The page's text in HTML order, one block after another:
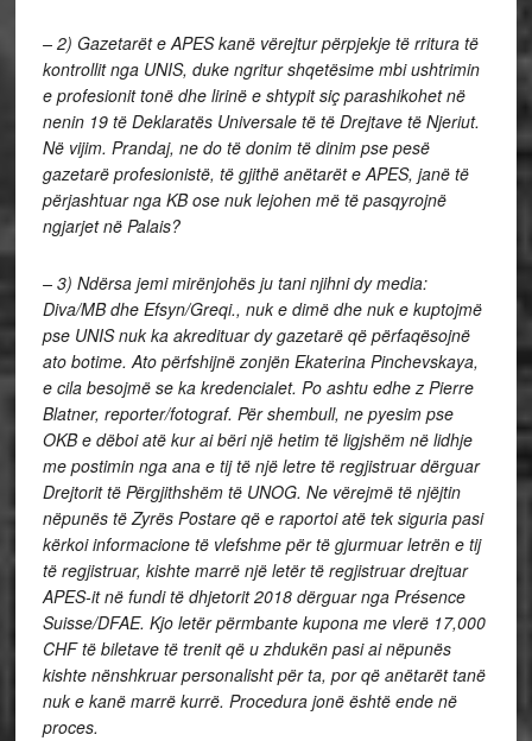
– 2) Gazetarët e APES kanë vërejtur përpjekje të rritura të
kontrollit nga UNIS, duke ngritur shqetësime mbi ushtrimin
e profesionit tonë dhe lirinë e shtypit siç parashikohet në
nenin 19 të Deklaratës Universale të të Drejtave të Njeriut.
Në vijim. Prandaj, ne do të donim të dinim pse pesë
gazetarë profesionistë, të gjithë anëtarët e APES, janë të
përjashtuar nga KB ose nuk lejohen më të pasqyrojnë
ngjarjet në Palais?
– 3) Ndërsa jemi mirënjohës ju tani njihni dy media:
Diva/MB dhe Efsyn/Greqi., nuk e dimë dhe nuk e kuptojmë
pse UNIS nuk ka akredituar dy gazetarë që përfaqësojnë
ato botime. Ato përfshijnë zonjën Ekaterina Pinchevskaya,
e cila besojmë se ka kredencialet. Po ashtu edhe z Pierre
Blatner, reporter/fotograf. Për shembull, ne pyesim pse
OKB e dëboi atë kur ai bëri një hetim të ligjshëm në lidhje
me postimin nga ana e tij të një letre të regjistruar dërguar
Drejtorit të Përgjithshëm të UNOG. Ne vërejmë të njëjtin
nëpunës të Zyrës Postare që e raportoi atë tek siguria pasi
kërkoi informacione të vlefshme për të gjurmuar letrën e tij
të regjistruar, kishte marrë një letër të regjistruar drejtuar
APES-it në fundi të dhjetorit 2018 dërguar nga Présence
Suisse/DFAE. Kjo letër përmbante kupona me vlerë 17,000
CHF të biletave të trenit që u zhdukën pasi ai nëpunës
kishte nënshkruar personalisht për ta, por që anëtarët tanë
nuk e kanë marrë kurrë. Procedura jonë është ende në
proces.